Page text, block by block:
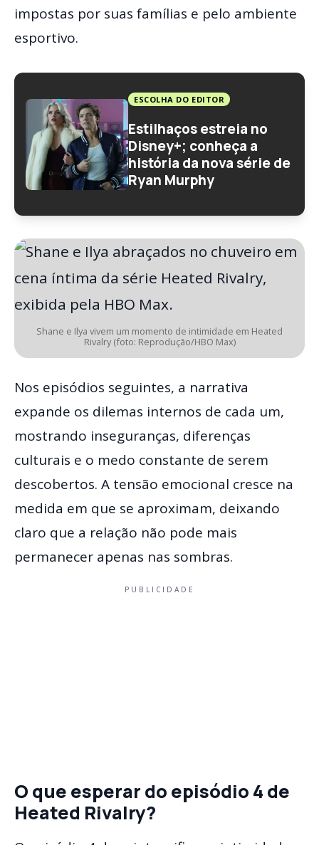
impostas por suas famílias e pelo ambiente
esportivo.
ESCOLHA DO EDITOR
Estilhaços estreia no
Disney+; conheça a
história da nova série de
Ryan Murphy
Shane e Ilya vivem um momento de intimidade em Heated
Rivalry (foto: Reprodução/HBO Max)
Nos episódios seguintes, a narrativa
expande os dilemas internos de cada um,
mostrando inseguranças, diferenças
culturais e o medo constante de serem
descobertos. A tensão emocional cresce na
medida em que se aproximam, deixando
claro que a relação não pode mais
permanecer apenas nas sombras.
PUBLICIDADE
O que esperar do episódio 4 de
Heated Rivalry?